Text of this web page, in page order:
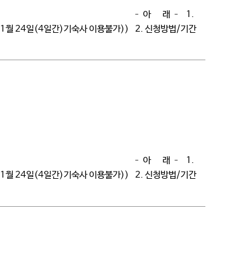
신청을 하여 주시기 바랍니다. – 아 래 – 1.
24일(4일간)기숙사 이용불가)) 2. 신청방법/기간
신청을 하여 주시기 바랍니다. – 아 래 – 1.
24일(4일간)기숙사 이용불가)) 2. 신청방법/기간